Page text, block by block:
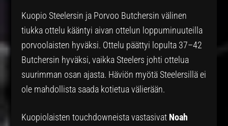
Kuopio Steelersin ja Porvoo Butchersin välinen
tiukka ottelu kääntyi aivan ottelun loppuminuuteilla
porvoolaisten hyväksi. Ottelu päättyi lopulta 37–42
Butchersin hyväksi, vaikka Steelers johti ottelua
suurimman osan ajasta. Häviön myötä Steelersillä ei
ole mahdollista saada kotietua välierään.
Kuopiolaisten touchdowneista vastasivat Noah